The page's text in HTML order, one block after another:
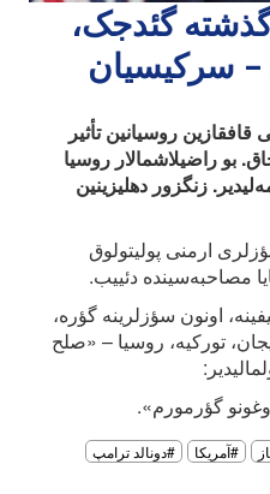
گئدجک،
– سرکیسیان
روسیانین تأثیر
بو راضیلاشمالار روسیا
زنگزور دهلیزینین
ارمنی پولیتولوق
مصاحبه‌سینده دئییب.
اونون سؤزلرینه گؤره،
تورکیه، روسیا – «صلح
گؤرمورم».
#آمریکا #دونالد ترامپ